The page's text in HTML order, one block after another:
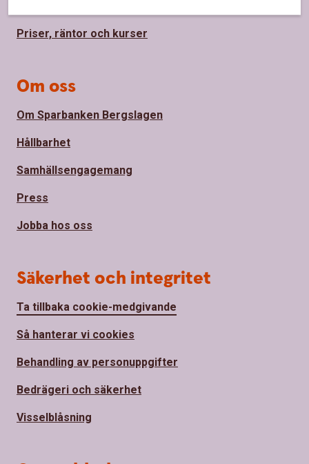
Priser, räntor och kurser
Om oss
Om Sparbanken Bergslagen
Hållbarhet
Samhällsengagemang
Press
Jobba hos oss
Säkerhet och integritet
Ta tillbaka cookie-medgivande
Så hanterar vi cookies
Behandling av personuppgifter
Bedrägeri och säkerhet
Visselblåsning